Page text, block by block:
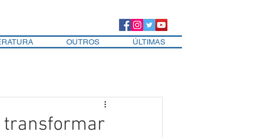
OUTROS ÚLTIMAS
transformar